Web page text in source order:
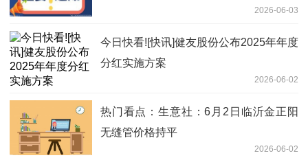
2026-06-03
今日快看![快讯]健友股份公布2025年年度
分红实施方案
2026-06-02
热门看点：生意社：6月2日临沂金正阳
无缝管价格持平
2026-06-02